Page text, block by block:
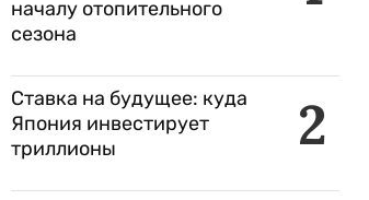
началу отопительного
сезона
2
Ставка на будущее: куда
Япония инвестирует
триллионы